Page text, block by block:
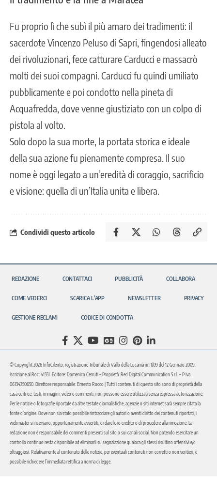
Fu proprio lì che subì il più amaro dei tradimenti: il
sacerdote Vincenzo Peluso di Sapri, fingendosi alleato
dei rivoluzionari, fece catturare Carducci e massacrò
molti dei suoi compagni. Carducci fu quindi umiliato
pubblicamente e poi condotto nella pineta di
Acquafredda, dove venne giustiziato con un colpo di
pistola al volto.
Solo dopo la sua morte, la portata storica e ideale
della sua azione fu pienamente compresa. Il suo
nome è oggi legato a un’eredità di coraggio, sacrificio
e visione: quella di un’Italia unita e libera.
Condividi questo articolo
REDAZIONE CONTATTACI PUBBLICITÀ COLLABORA
COME VEDERCI SCARICA L’APP NEWSLETTER PRIVACY
GESTIONE RECLAMI CODICE DI CONDOTTA
© Copyright 2026 InfoCilento, registrazione Tribunale di Vallo della Lucania nr. 1/09 del 12 Gennaio 2009.
Iscrizione al Roc: 41551. Editore: Domenico Cerruti – Proprietà: Red Digital Communication S.r.l. – P.iva
06134250650. Direttore responsabile: Ernesto Rocco | Tutti i contenuti di questo sito sono di proprietà della
casa editrice, testi, immagini, video o commenti, non possono essere utilizzati senza espressa autorizzazione.
Per le notizie o fotografie riportate da altre testate giornalistiche, agenzie o siti internet sarà sempre citata la
fonte d’origine. Dove non sia stato possibile rintracciare gli autori o aventi diritto dei contenuti riportati, i
webmaster si riservano, opportunamente avvertiti, di dare loro credito o di procedere alla rimozione. La
redazione non è responsabile dei commenti presenti sul sito o sui canali social. Non potendo esercitare un
controllo continuo resta disponibile ad eliminarli su segnalazione qualora gli stessi risultino offensivi e/o
oltraggiosi. Relativamente al contenuto delle notizie, per eventuali contenuti non corretti o non veritieri, è
possibile richiedere l’immediata rettifica a norma di legge.